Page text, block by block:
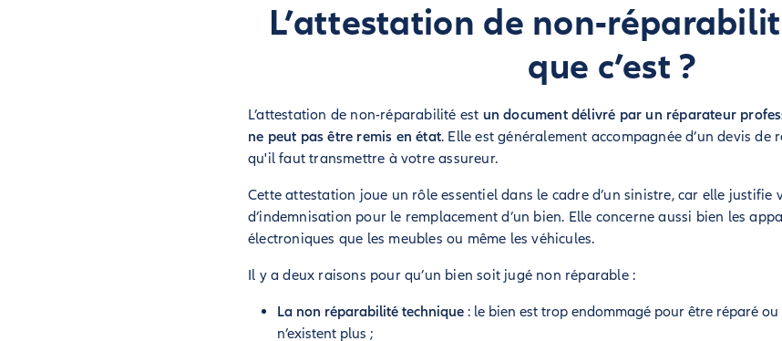
L’attestation de non-
que c’est ?
L’attestation de non-réparabilité est un document délivré par un réparateur
ne peut pas être remis en état. Elle est généralement accompagnée d’un devis de
qu'il faut transmettre à votre assureur.
Cette attestation joue un rôle essentiel dans le cadre d’un sinistre, car elle justifie
d’indemnisation pour le remplacement d’un bien. Elle concerne aussi bien les
électroniques que les meubles ou même les véhicules.
Il y a deux raisons pour qu’un bien soit jugé non réparable :
La non réparabilité technique : le bien est trop endommagé pour être réparé ou
n’existent plus ;